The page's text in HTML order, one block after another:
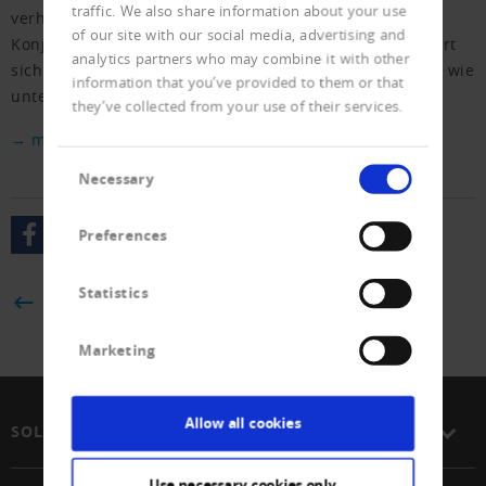
traffic. We also share information about your use
of our site with our social media, advertising and
analytics partners who may combine it with other
information that you’ve provided to them or that
they’ve collected from your use of their services.
Selection
Necessary
Preferences
Statistics
Marketing
Allow all cookies
verhaltenden Konjunkturaussichten geht das KOF-
Konjunkturbarometer aus. Die Geschäftslage präsentiert
sich danach zwar minimal verbessert, bleibt aber nach wie
unter dem langjährigen Mittelwert.
→ mehr erfahren
BACK
SOLUTIONS